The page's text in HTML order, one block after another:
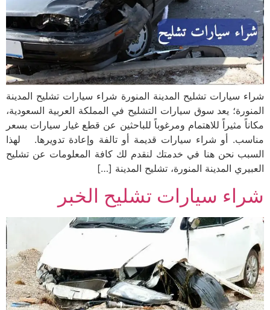
شراء سيارات تشليح المدينة المنورة شراء سيارات تشليح المدينة
المنورة؛ يعد سوق سيارات التشليح في المملكة العربية السعودية،
مكاناً مثيراً للاهتمام ومرغوباً للباحثين عن قطع غيار سيارات بسعر
مناسب. أو شراء سيارات قديمة أو تالفة وإعادة تدويرها. لهذا
السبب نحن هنا في خدمتك لنقدم لك كافة المعلومات عن تشليح
العبيري المدينة المنورة، تشليح المدينة […]
شراء سيارات تشليح الخبر